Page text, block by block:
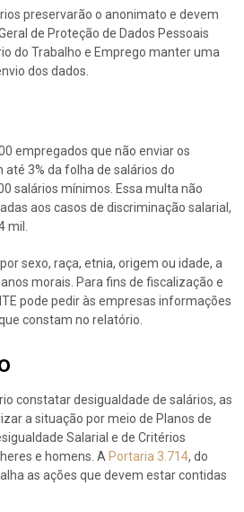
preservarão o anonimato e devem
de Proteção de Dados Pessoais
do Trabalho e Emprego manter uma
dos dados.
empregados que não enviar os
3% da folha de salários do
salários mínimos. Essa multa não
aos casos de discriminação salarial,
mil.
sexo, raça, etnia, origem ou idade, a
morais. Para fins de fiscalização e
pode pedir às empresas informações
constam no relatório.
constatar desigualdade de salários, as
a situação por meio de Planos de
Salarial e de Critérios
e homens. A Portaria 3.714, do
as ações que devem estar contidas